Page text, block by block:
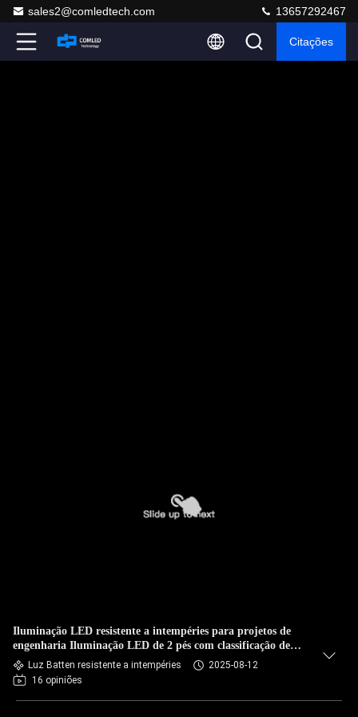
sales2@comledtech.com 13657292467
Citações
Iluminação LED resistente a intempéries para projetos de
engenharia Iluminação LED de 2 pés com classificação de
resistência à água IP65 Parques de estacionamento 18w slim
led batten
Luz Batten resistente a intempéries
2025-08-12
16 opiniões